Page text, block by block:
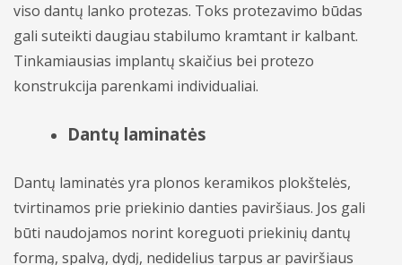
viso dantų lanko protezas. Toks protezavimo būdas
gali suteikti daugiau stabilumo kramtant ir kalbant.
Tinkamiausias implantų skaičius bei protezo
konstrukcija parenkami individualiai.
Dantų laminatės
Dantų laminatės yra plonos keramikos plokštelės,
tvirtinamos prie priekinio danties paviršiaus. Jos gali
būti naudojamos norint koreguoti priekinių dantų
formą, spalvą, dydį, nedidelius tarpus ar paviršiaus